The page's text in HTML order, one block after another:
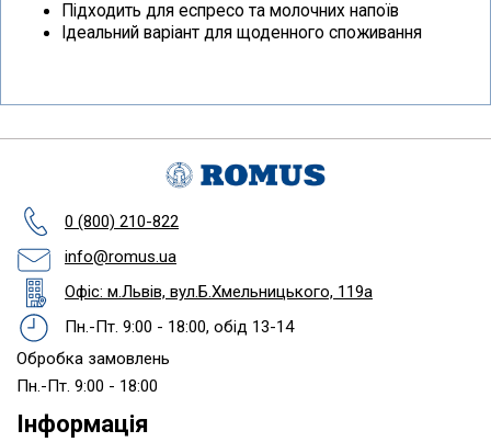
Підходить для еспресо та молочних напоїв
Ідеальний варіант для щоденного споживання
0 (800) 210-822
info@romus.ua
Офіс: м.Львів, вул.Б.Хмельницького, 119а
Пн.-Пт. 9:00 - 18:00, обід 13-14
Обробка замовлень
Пн.-Пт. 9:00 - 18:00
Інформація